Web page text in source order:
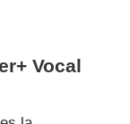
Vocal